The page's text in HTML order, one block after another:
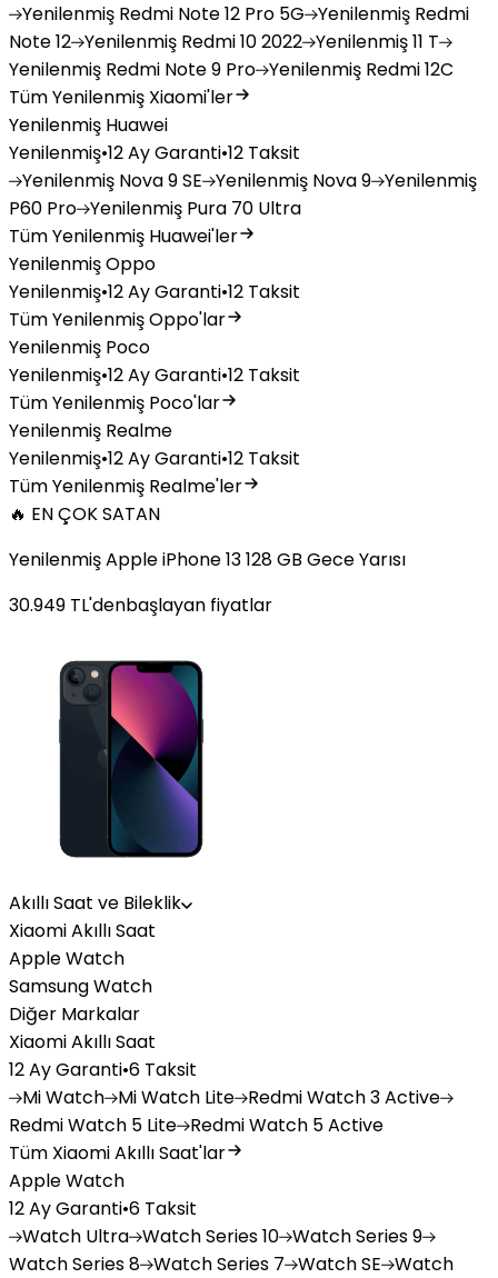
Yenilenmiş Redmi Note 12 Pro 5G Yenilenmiş Redmi
Note 12 Yenilenmiş Redmi 10 2022 Yenilenmiş11 T
Yenilenmiş Redmi Note 9 Pro Yenilenmiş Redmi 12C
Tüm Yenilenmiş Xiaomi'ler
Yenilenmiş Huawei
Yenilenmiş•12 Ay Garanti•12 Taksit
Yenilenmiş Nova 9 SE Yenilenmiş Nova 9 Yenilenmiş
P60 Pro Yenilenmiş Pura 70 Ultra
Tüm Yenilenmiş Huawei'ler
Yenilenmiş Oppo
Yenilenmiş•12 Ay Garanti•12 Taksit
Tüm Yenilenmiş Oppo'lar
Yenilenmiş Poco
Yenilenmiş•12 Ay Garanti•12 Taksit
Tüm Yenilenmiş Poco'lar
Yenilenmiş Realme
Yenilenmiş•12 Ay Garanti•12 Taksit
Tüm Yenilenmiş Realme'ler
🔥 EN ÇOK SATAN
Yenilenmiş Apple iPhone 13 128 GB Gece Yarısı
30.949 TL'denbaşlayan fiyatlar
Akıllı Saat ve Bileklik
Xiaomi Akıllı Saat
Apple Watch
Samsung Watch
Diğer Markalar
Xiaomi Akıllı Saat
12 Ay Garanti•6 Taksit
MiWatch MiWatch Lite RedmiWatch 3 Active
RedmiWatch 5 Lite RedmiWatch 5 Active
Tüm Xiaomi Akıllı Saat'lar
Apple Watch
12 Ay Garanti•6 Taksit
Watch Ultra WatchSeries 10 WatchSeries 9
WatchSeries 8 WatchSeries 7 WatchSE Watch